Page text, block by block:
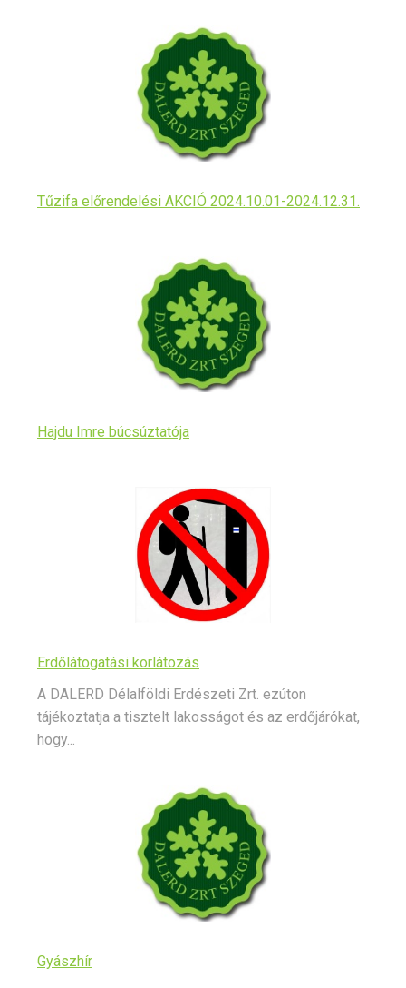
Tűzifa előrendelési AKCIÓ 2024.10.01-2024.12.31.
Hajdu Imre búcsúztatója
Erdőlátogatási korlátozás
A DALERD Délalföldi Erdészeti Zrt. ezúton
tájékoztatja a tisztelt lakosságot és az erdőjárókat,
hogy...
Gyászhír